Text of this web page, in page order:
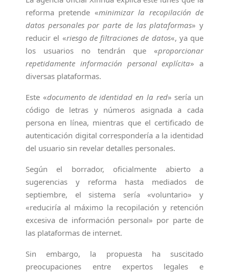
reforma pretende «minimizar la recopilación de
datos personales por parte de las plataformas» y
reducir el «riesgo de filtraciones de datos«, ya que
los usuarios no tendrán que «proporcionar
repetidamente información personal explícita» a
diversas plataformas.
Este «documento de identidad en la red» sería un
código de letras y números asignada a cada
persona en línea, mientras que el certificado de
autenticación digital correspondería a la identidad
del usuario sin revelar detalles personales.
Según el borrador, oficialmente abierto a
sugerencias y reforma hasta mediados de
septiembre, el sistema sería «voluntario» y
«reduciría al máximo la recopilación y retención
excesiva de información personal» por parte de
las plataformas de internet.
Sin embargo, la propuesta ha suscitado
preocupaciones entre expertos legales e